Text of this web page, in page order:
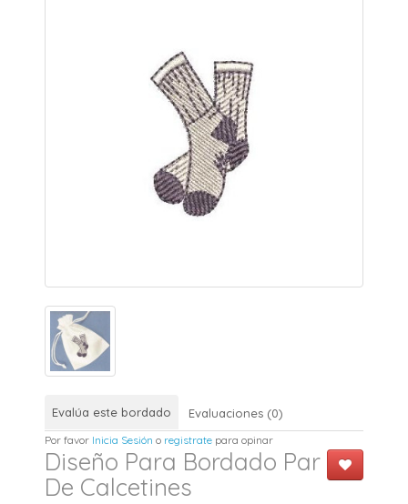
Evalúa este bordado Evaluaciones (0)
Por favor Inicia Sesión o registrate para opinar
Diseño Para Bordado Par
De Calcetines